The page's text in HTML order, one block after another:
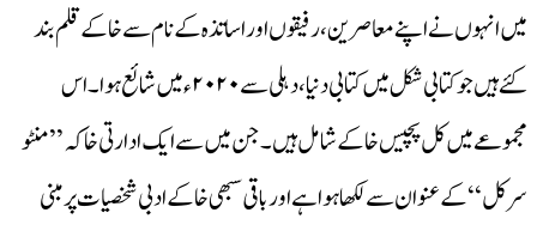
میں انہوں نے اپنے معاصرین، رفیقوں اور اساتذہ کے نام سے خاکے قلم بند
کئے ہیں جو کتابی شکل میں کتابی دنیا، دہلی سے ۲۰۲۰ء میں شائع ہوا۔اس
مجموعے میں کل پچیس خاکے شامل ہیں۔جن میں سے ایک ادارتی خاکہ ’’ منٹو
سرکل‘‘ کے عنوان سے لکھا ہوا ہے اور باقی سبھی خاکے ادبی شخصیات پر مبنی